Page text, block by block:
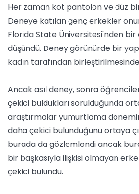
Her zaman kot pantolon ve düz
Deneye katılan genç erkekler
Florida State Üniversitesi'nden
düşündü. Deney görünürde bir
kadın tarafından
Ancak asıl deney, sonra
çekici buldukları sorulduğunda
araştırmalar yumurtlama
daha çekici bulunduğunu ortaya
burada da gözlemlendi ancak
bir başkasıyla ilişkisi olmayan
çekici bulundu.